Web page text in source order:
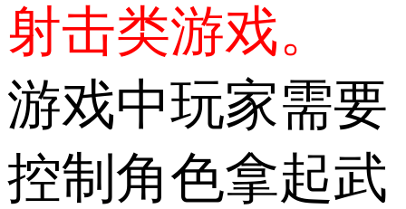
射击类游戏。
游戏中玩家需要
控制角色拿起武